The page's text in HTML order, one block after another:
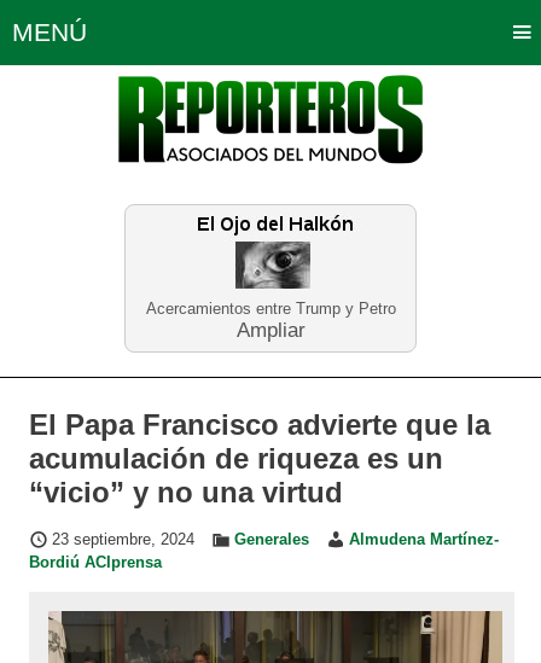
Acercamientos entre Trump y Petro
Ampliar
MENÚ
Política Opinión Bogotá
Planeta Tierra Deportes
Educación Neira
El Papa Francisco advierte que la
acumulación de riqueza es un
“vicio” y no una virtud
23 septiembre, 2024 Generales
Almudena Martínez-
Bordiú ACIprensa